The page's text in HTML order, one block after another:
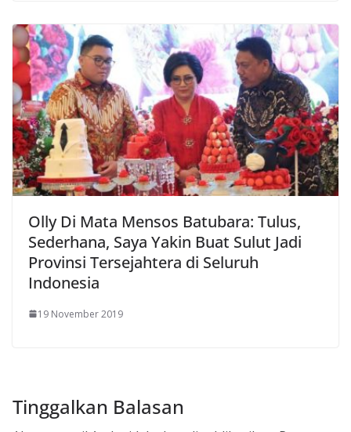
Olly Di Mata Mensos Batubara: Tulus,
Sederhana, Saya Yakin Buat Sulut Jadi
Provinsi Tersejahtera di Seluruh
Indonesia
19 November 2019
Tinggalkan Balasan